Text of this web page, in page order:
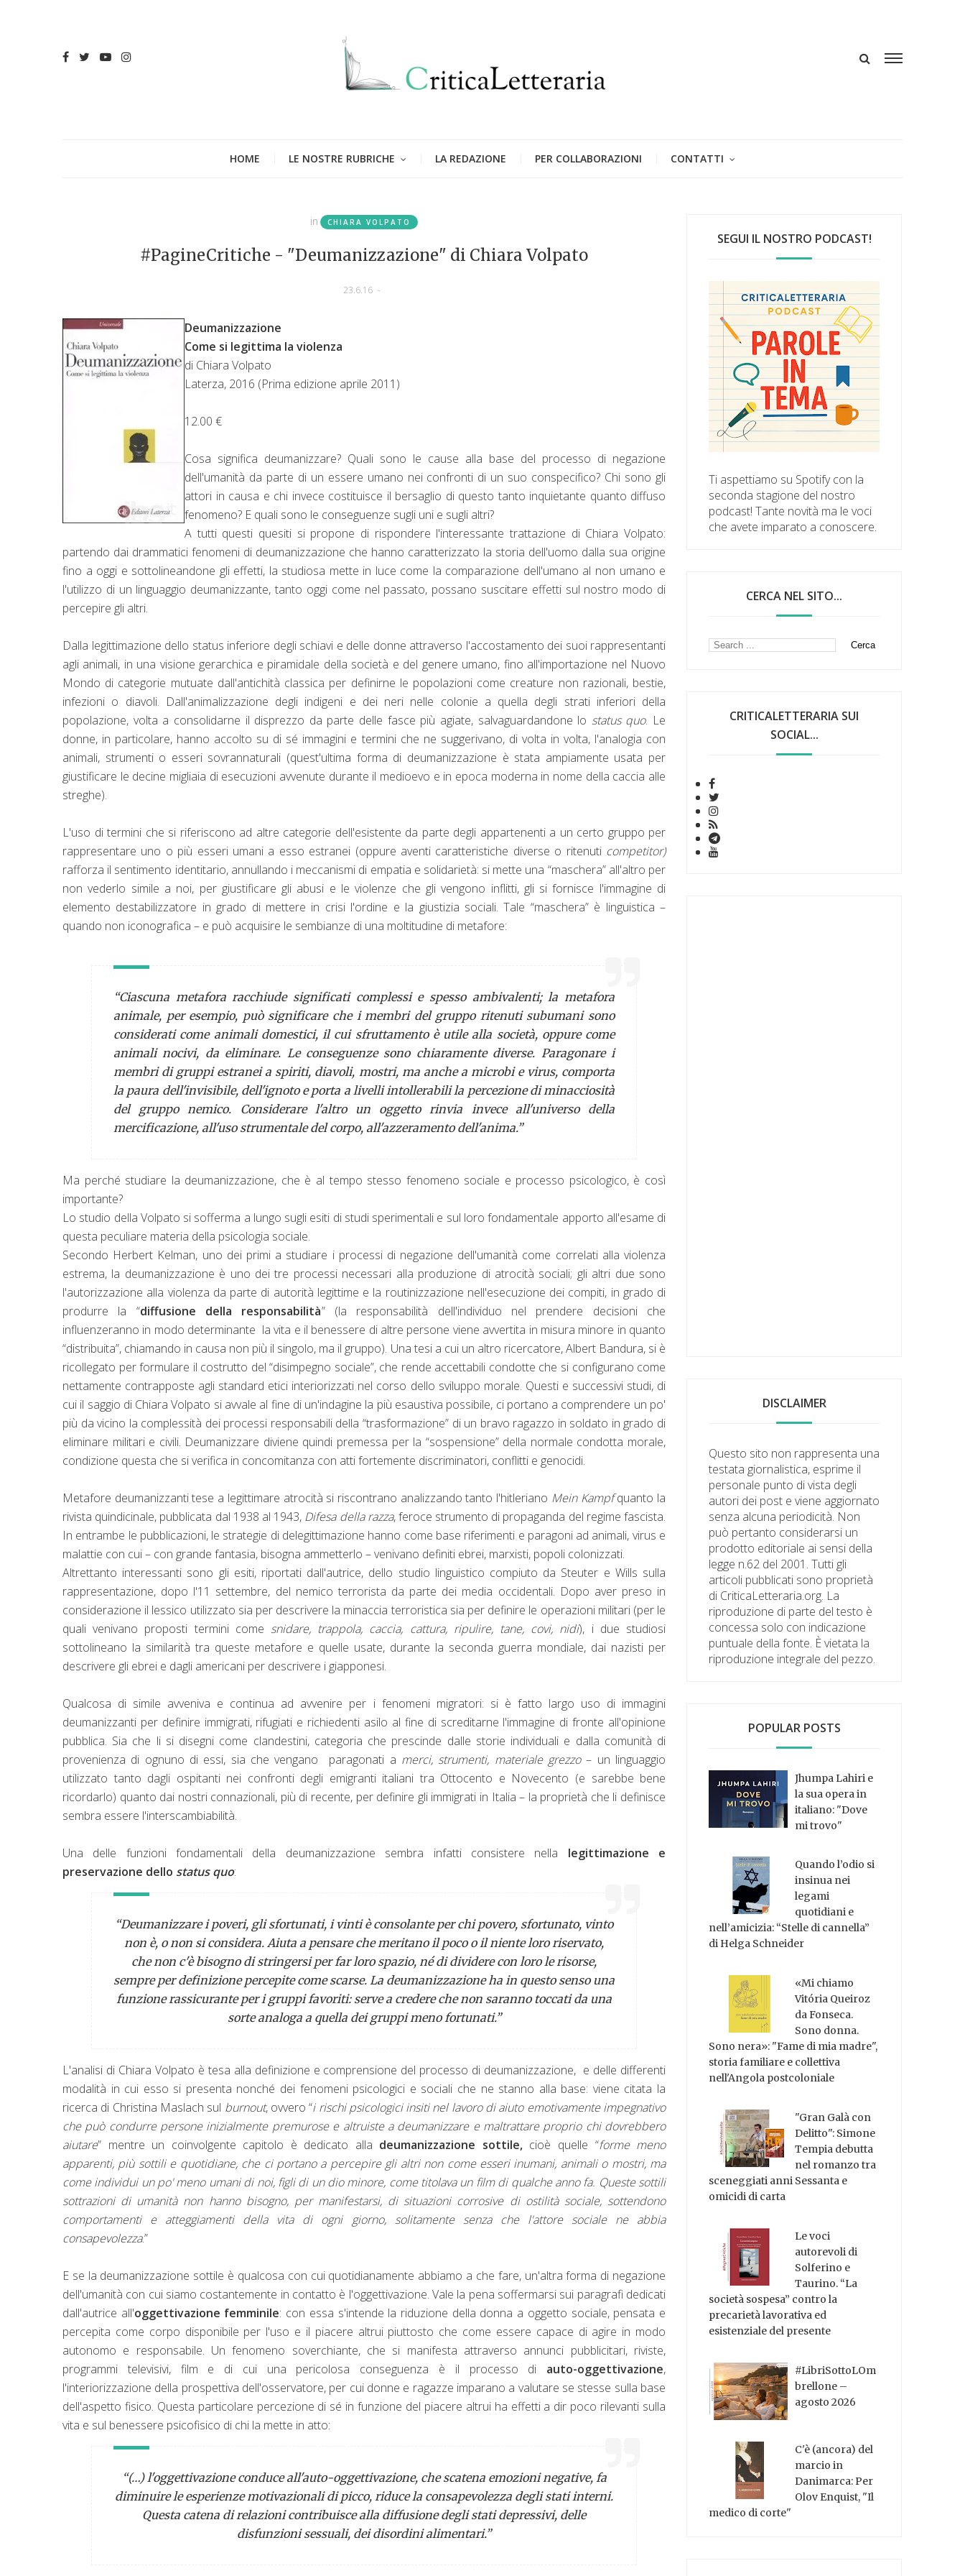
HOME LE NOSTRE RUBRICHE LA REDAZIONE PER COLLABORAZIONI CONTATTI
in CHIARA VOLPATO
#PagineCritiche - "Deumanizzazione" di Chiara Volpato
23.6.16 -
Deumanizzazione
Come si legittima la violenza
di Chiara Volpato
Laterza, 2016 (Prima edizione aprile 2011)
12.00 €
Cosa significa deumanizzare? Quali sono le cause alla base del processo di negazione
dell'umanità da parte di un essere umano nei confronti di un suo conspecifico? Chi sono gli
attori in causa e chi invece costituisce il bersaglio di questo tanto inquietante quanto diffuso
fenomeno? E quali sono le conseguenze sugli uni e sugli altri?
A tutti questi quesiti si propone di rispondere l'interessante trattazione di Chiara Volpato:
partendo dai drammatici fenomeni di deumanizzazione che hanno caratterizzato la storia dell'uomo dalla sua origine
fino a oggi e sottolineandone gli effetti, la studiosa mette in luce come la comparazione dell'umano al non umano e
l'utilizzo di un linguaggio deumanizzante, tanto oggi come nel passato, possano suscitare effetti sul nostro modo di
percepire gli altri.
Dalla legittimazione dello status inferiore degli schiavi e delle donne attraverso l'accostamento dei suoi rappresentanti
agli animali, in una visione gerarchica e piramidale della società e del genere umano, fino all'importazione nel Nuovo
Mondo di categorie mutuate dall'antichità classica per definirne le popolazioni come creature non razionali, bestie,
infezioni o diavoli. Dall'animalizzazione degli indigeni e dei neri nelle colonie a quella degli strati inferiori della
popolazione, volta a consolidarne il disprezzo da parte delle fasce più agiate, salvaguardandone lo status quo. Le
donne, in particolare, hanno accolto su di sé immagini e termini che ne suggerivano, di volta in volta, l'analogia con
animali, strumenti o esseri sovrannaturali (quest'ultima forma di deumanizzazione è stata ampiamente usata per
giustificare le decine migliaia di esecuzioni avvenute durante il medioevo e in epoca moderna in nome della caccia alle
streghe).
L'uso di termini che si riferiscono ad altre categorie dell'esistente da parte degli appartenenti a un certo gruppo per
rappresentare uno o più esseri umani a esso estranei (oppure aventi caratteristiche diverse o ritenuti competitor)
rafforza il sentimento identitario, annullando i meccanismi di empatia e solidarietà: si mette una “maschera” all'altro per
non vederlo simile a noi, per giustificare gli abusi e le violenze che gli vengono inflitti, gli si fornisce l'immagine di
elemento destabilizzatore in grado di mettere in crisi l'ordine e la giustizia sociali. Tale “maschera” è linguistica –
quando non iconografica – e può acquisire le sembianze di una moltitudine di metafore:
“Ciascuna metafora racchiude significati complessi e spesso ambivalenti; la metafora
animale, per esempio, può significare che i membri del gruppo ritenuti subumani sono
considerati come animali domestici, il cui sfruttamento è utile alla società, oppure come
animali nocivi, da eliminare. Le conseguenze sono chiaramente diverse. Paragonare i
membri di gruppi estranei a spiriti, diavoli, mostri, ma anche a microbi e virus, comporta
la paura dell'invisibile, dell'ignoto e porta a livelli intollerabili la percezione di minacciosità
del gruppo nemico. Considerare l'altro un oggetto rinvia invece all'universo della
mercificazione, all'uso strumentale del corpo, all'azzeramento dell'anima.”
Ma perché studiare la deumanizzazione, che è al tempo stesso fenomeno sociale e processo psicologico, è così
importante?
Lo studio della Volpato si sofferma a lungo sugli esiti di studi sperimentali e sul loro fondamentale apporto all'esame di
questa peculiare materia della psicologia sociale.
Secondo Herbert Kelman, uno dei primi a studiare i processi di negazione dell'umanità come correlati alla violenza
estrema, la deumanizzazione è uno dei tre processi necessari alla produzione di atrocità sociali; gli altri due sono
l'autorizzazione alla violenza da parte di autorità legittime e la routinizzazione nell'esecuzione dei compiti, in grado di
produrre la “diffusione della responsabilità” (la responsabilità dell'individuo nel prendere decisioni che
influenzeranno in modo determinante la vita e il benessere di altre persone viene avvertita in misura minore in quanto
“distribuita”, chiamando in causa non più il singolo, ma il gruppo). Una tesi a cui un altro ricercatore, Albert Bandura, si è
ricollegato per formulare il costrutto del “disimpegno sociale”, che rende accettabili condotte che si configurano come
nettamente contrapposte agli standard etici interiorizzati nel corso dello sviluppo morale. Questi e successivi studi, di
cui il saggio di Chiara Volpato si avvale al fine di un'indagine la più esaustiva possibile, ci portano a comprendere un po'
più da vicino la complessità dei processi responsabili della “trasformazione” di un bravo ragazzo in soldato in grado di
eliminare militari e civili. Deumanizzare diviene quindi premessa per la “sospensione” della normale condotta morale,
condizione questa che si verifica in concomitanza con atti fortemente discriminatori, conflitti e genocidi.
Metafore deumanizzanti tese a legittimare atrocità si riscontrano analizzando tanto l'hitleriano Mein Kampfquanto la
rivista quindicinale, pubblicata dal 1938 al 1943, Difesa della razza, feroce strumento di propaganda del regime fascista.
In entrambe le pubblicazioni, le strategie di delegittimazione hanno come base riferimenti e paragoni ad animali, virus e
malattie con cui – con grande fantasia, bisogna ammetterlo – venivano definiti ebrei, marxisti, popoli colonizzati.
Altrettanto interessanti sono gli esiti, riportati dall'autrice, dello studio linguistico compiuto da Steuter e Wills sulla
rappresentazione, dopo l'11 settembre, del nemico terrorista da parte dei media occidentali. Dopo aver preso in
considerazione il lessico utilizzato sia per descrivere la minaccia terroristica sia per definire le operazioni militari (per le
quali venivano proposti termini come snidare, trappola, caccia, cattura, ripulire, tane, covi, nidi), i due studiosi
sottolineano la similarità tra queste metafore e quelle usate, durante la seconda guerra mondiale, dai nazisti per
descrivere gli ebrei e dagli americani per descrivere i giapponesi.
Qualcosa di simile avveniva e continua ad avvenire per i fenomeni migratori: si è fatto largo uso di immagini
deumanizzanti per definire immigrati, rifugiati e richiedenti asilo al fine di screditarne l'immagine di fronte all'opinione
pubblica. Sia che li si disegni come clandestini, categoria che prescinde dalle storie individuali e dalla comunità di
provenienza di ognuno di essi, sia che vengano paragonati a merci, strumenti, materiale grezzo– un linguaggio
utilizzato tanto dagli ospitanti nei confronti degli emigranti italiani tra Ottocento e Novecento (e sarebbe bene
ricordarlo) quanto dai nostri connazionali, più di recente, per definire gli immigrati in Italia – la proprietà che li definisce
sembra essere l'interscambiabilità.
Una delle funzioni fondamentali della deumanizzazione sembra infatti consistere nella legittimazione e
preservazione dello status quo:
“Deumanizzare i poveri, gli sfortunati, i vinti è consolante per chi povero, sfortunato, vinto
non è, o non si considera. Aiuta a pensare che meritano il poco o il niente loro riservato,
che non c'è bisogno di stringersi per far loro spazio, né di dividere con loro le risorse,
sempre per definizione percepite come scarse. La deumanizzazione ha in questo senso una
funzione rassicurante per i gruppi favoriti: serve a credere che non saranno toccati da una
sorte analoga a quella dei gruppi meno fortunati.”
L'analisi di Chiara Volpato è tesa alla definizione e comprensione del processo di deumanizzazione, e delle differenti
modalità in cui esso si presenta nonché dei fenomeni psicologici e sociali che ne stanno alla base: viene citata la
ricerca di Christina Maslach sul burnout, ovvero “i rischi psicologici insiti nel lavoro di aiuto emotivamente impegnativo
che può condurre persone inizialmente premurose e altruiste a deumanizzare e maltrattare proprio chi dovrebbero
aiutare” mentre un coinvolgente capitolo è dedicato alla deumanizzazione sottile,cioè quelle “forme meno
apparenti, più sottili e quotidiane, che ci portano a percepire gli altri non come esseri inumani, animali o mostri, ma
come individui un po' meno umani di noi, figli di un dio minore, come titolava un film di qualche anno fa. Queste sottili
sottrazioni di umanità non hanno bisogno, per manifestarsi, di situazioni corrosive di ostilità sociale, sottendono
comportamenti e atteggiamenti della vita di ogni giorno, solitamente senza che l'attore sociale ne abbia
consapevolezza.”
E se la deumanizzazione sottile è qualcosa con cui quotidianamente abbiamo a che fare, un'altra forma di negazione
dell'umanità con cui siamo costantemente in contatto è l'oggettivazione. Vale la pena soffermarsi sui paragrafi dedicati
dall'autrice all'oggettivazione femminile: con essa s'intende la riduzione della donna a oggetto sociale, pensata e
percepita come corpo disponibile per l'uso e il piacere altrui piuttosto che come essere capace di agire in modo
autonomo e responsabile. Un fenomeno soverchiante, che si manifesta attraverso annunci pubblicitari, riviste,
programmi televisivi, film e di cui una pericolosa conseguenza è il processo di auto-oggettivazione,
l'interiorizzazione della prospettiva dell'osservatore, per cui donne e ragazze imparano a valutare se stesse sulla base
dell'aspetto fisico. Questa particolare percezione di sé in funzione del piacere altrui ha effetti a dir poco rilevanti sulla
vita e sul benessere psicofisico di chi la mette in atto:
“(…) l'oggettivazione conduce all'auto-oggettivazione, che scatena emozioni negative, fa
diminuire le esperienze motivazionali di picco, riduce la consapevolezza degli stati interni.
Questa catena di relazioni contribuisce alla diffusione degli stati depressivi, delle
disfunzioni sessuali, dei disordini alimentari.”
SEGUI IL NOSTRO PODCAST!
Ti aspettiamo su Spotify con la
seconda stagione del nostro
podcast! Tante novità ma le voci
che avete imparato a conoscere.
CERCA NEL SITO...
CRITICALETTERARIA SUI
SOCIAL...
DISCLAIMER
Questo sito non rappresenta una
testata giornalistica, esprime il
personale punto di vista degli
autori dei post e viene aggiornato
senza alcuna periodicità. Non
può pertanto considerarsi un
prodotto editoriale ai sensi della
legge n.62 del 2001. Tutti gli
articoli pubblicati sono proprietà
di CriticaLetteraria.org. La
riproduzione di parte del testo è
concessa solo con indicazione
puntuale della fonte. È vietata la
riproduzione integrale del pezzo.
POPULAR POSTS
Jhumpa Lahiri e
la sua opera in
italiano: "Dove
mi trovo"
Quando l’odio si
insinua nei
legami
quotidiani e
nell’amicizia: “Stelle di cannella”
di Helga Schneider
«Mi chiamo
Vitória Queiroz
da Fonseca.
Sono donna.
Sono nera»: "Fame di mia madre",
storia familiare e collettiva
nell'Angola postcoloniale
"Gran Galà con
Delitto": Simone
Tempia debutta
nel romanzo tra
sceneggiati anni Sessanta e
omicidi di carta
Le voci
autorevoli di
Solferino e
Taurino. “La
società sospesa” contro la
precarietà lavorativa ed
esistenziale del presente
#LibriSottoLOm
brellone –
agosto 2026
C'è (ancora) del
marcio in
Danimarca: Per
Olov Enquist, "Il
medico di corte"